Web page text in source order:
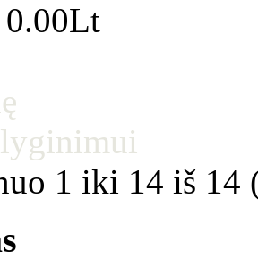
1 iki 14 iš 14